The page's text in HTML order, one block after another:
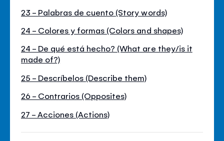
23 - Palabras de cuento (Story words)
24 - Colores y formas (Colors and shapes)
24 - De qué está hecho? (What are they/is it
made of?)
25 - Descríbelos (Describe them)
26 - Contrarios (Opposites)
27 - Acciones (Actions)